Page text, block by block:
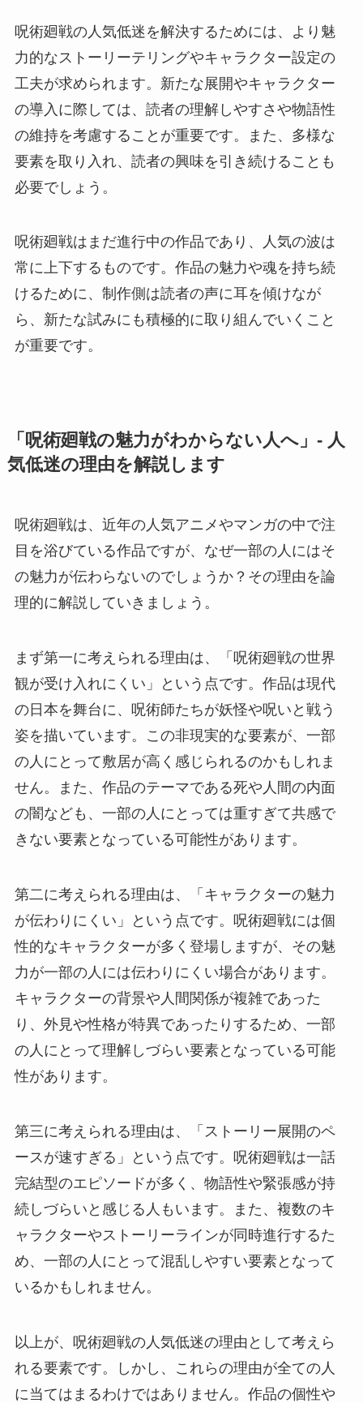
呪術廻戦の人気低迷を解決するためには、より魅
力的なストーリーテリングやキャラクター設定の
工夫が求められます。新たな展開やキャラクター
の導入に際しては、読者の理解しやすさや物語性
の維持を考慮することが重要です。また、多様な
要素を取り入れ、読者の興味を引き続けることも
必要でしょう。
呪術廻戦はまだ進行中の作品であり、人気の波は
常に上下するものです。作品の魅力や魂を持ち続
けるために、制作側は読者の声に耳を傾けなが
ら、新たな試みにも積極的に取り組んでいくこと
が重要です。
「呪術廻戦の魅力がわからない人へ」- 人
気低迷の理由を解説します
呪術廻戦は、近年の人気アニメやマンガの中で注
目を浴びている作品ですが、なぜ一部の人にはそ
の魅力が伝わらないのでしょうか？その理由を論
理的に解説していきましょう。
まず第一に考えられる理由は、「呪術廻戦の世界
観が受け入れにくい」という点です。作品は現代
の日本を舞台に、呪術師たちが妖怪や呪いと戦う
姿を描いています。この非現実的な要素が、一部
の人にとって敷居が高く感じられるのかもしれま
せん。また、作品のテーマである死や人間の内面
の闇なども、一部の人にとっては重すぎて共感で
きない要素となっている可能性があります。
第二に考えられる理由は、「キャラクターの魅力
が伝わりにくい」という点です。呪術廻戦には個
性的なキャラクターが多く登場しますが、その魅
力が一部の人には伝わりにくい場合があります。
キャラクターの背景や人間関係が複雑であった
り、外見や性格が特異であったりするため、一部
の人にとって理解しづらい要素となっている可能
性があります。
第三に考えられる理由は、「ストーリー展開のペ
ースが速すぎる」という点です。呪術廻戦は一話
完結型のエピソードが多く、物語性や緊張感が持
続しづらいと感じる人もいます。また、複数のキ
ャラクターやストーリーラインが同時進行するた
め、一部の人にとって混乱しやすい要素となって
いるかもしれません。
以上が、呪術廻戦の人気低迷の理由として考えら
れる要素です。しかし、これらの理由が全ての人
に当てはまるわけではありません。作品の個性や